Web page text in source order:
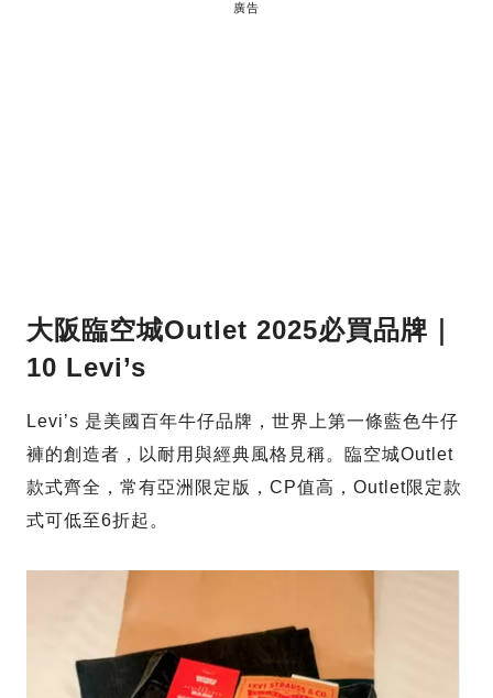
廣告
大阪臨空城Outlet 2025必買品牌｜
10 Levi’s
Levi’s 是美國百年牛仔品牌，世界上第一條藍色牛仔
褲的創造者，以耐用與經典風格見稱。臨空城Outlet
款式齊全，常有亞洲限定版，CP值高，Outlet限定款
式可低至6折起。